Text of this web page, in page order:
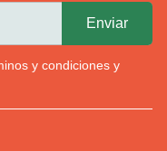
y condiciones y